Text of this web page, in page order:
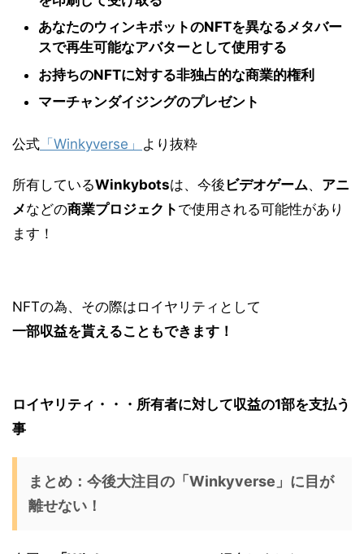
あなたのウィンキボットのNFTを異なるメタバー
スで再生可能なアバターとして使用する
お持ちのNFTに対する非独占的な商業的権利
マーチャンダイジングのプレゼント
公式 「Winkyverse」 より抜粋
所有しているWinkybotsは、今後 ビデオゲーム、 アニ
メなどの商業プロジェクト で使用される可能性があり
ます！
NFTの為、その際は ロイヤリティ として
一部収益を貰えることもできます！
ロイヤリティ・・・所有者に対して収益の1部を支払う
事
まとめ：今後大注目の「Winkyverse」に目が
離せない！